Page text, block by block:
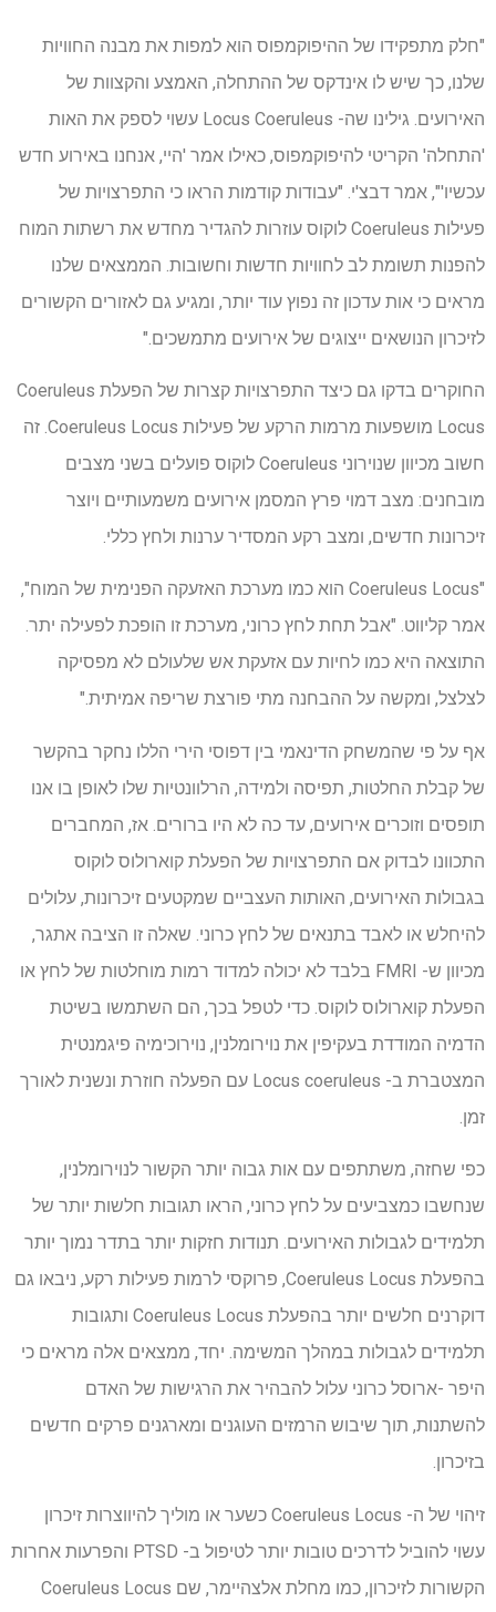
"חלק מתפקידו של ההיפוקמפוס הוא למפות את מבנה החוויות
שלנו, כך שיש לו אינדקס של ההתחלה, האמצע והקצוות של
האירועים. גילינו שה- Locus Coeruleus עשוי לספק את האות
'התחלה' הקריטי להיפוקמפוס, כאילו אמר 'היי, אנחנו באירוע חדש
עכשיו'", אמר דבצ'י. "עבודות קודמות הראו כי התפרצויות של
פעילות Coeruleus לוקוס עוזרות להגדיר מחדש את רשתות המוח
להפנות תשומת לב לחוויות חדשות וחשובות. הממצאים שלנו
מראים כי אות עדכון זה נפוץ עוד יותר, ומגיע גם לאזורים הקשורים
לזיכרון הנושאים ייצוגים של אירועים מתמשכים."
החוקרים בדקו גם כיצד התפרצויות קצרות של הפעלת Coeruleus
Locus מושפעות מרמות הרקע של פעילות Coeruleus Locus. זה
חשוב מכיוון שנוירוני Coeruleus לוקוס פועלים בשני מצבים
מובחנים: מצב דמוי פרץ המסמן אירועים משמעותיים ויוצר
זיכרונות חדשים, ומצב רקע המסדיר ערנות ולחץ כללי.
"Coeruleus Locus הוא כמו מערכת האזעקה הפנימית של המוח",
אמר קליווט. "אבל תחת לחץ כרוני, מערכת זו הופכת לפעילה יתר.
התוצאה היא כמו לחיות עם אזעקת אש שלעולם לא מפסיקה
לצלצל, ומקשה על ההבחנה מתי פורצת שריפה אמיתית."
אף על פי שהמשחק הדינאמי בין דפוסי הירי הללו נחקר בהקשר
של קבלת החלטות, תפיסה ולמידה, הרלוונטיות שלו לאופן בו אנו
תופסים וזוכרים אירועים, עד כה לא היו ברורים. אז, המחברים
התכוונו לבדוק אם התפרצויות של הפעלת קוארולוס לוקוס
בגבולות האירועים, האותות העצביים שמקטעים זיכרונות, עלולים
להיחלש או לאבד בתנאים של לחץ כרוני. שאלה זו הציבה אתגר,
מכיוון ש- FMRI בלבד לא יכולה למדוד רמות מוחלטות של לחץ או
הפעלת קוארולוס לוקוס. כדי לטפל בכך, הם השתמשו בשיטת
הדמיה המודדת בעקיפין את נוירומלנין, נוירוכימיה פיגמנטית
המצטברת ב- Locus coeruleus עם הפעלה חוזרת ונשנית לאורך
זמן.
כפי שחזה, משתתפים עם אות גבוה יותר הקשור לנוירומלנין,
שנחשבו כמצביעים על לחץ כרוני, הראו תגובות חלשות יותר של
תלמידים לגבולות האירועים. תנודות חזקות יותר בתדר נמוך יותר
בהפעלת Coeruleus Locus, פרוקסי לרמות פעילות רקע, ניבאו גם
דוקרנים חלשים יותר בהפעלת Coeruleus Locus ותגובות
תלמידים לגבולות במהלך המשימה. יחד, ממצאים אלה מראים כי
היפר -ארוסל כרוני עלול להבהיר את הרגישות של האדם
להשתנות, תוך שיבוש הרמזים העוגנים ומארגנים פרקים חדשים
בזיכרון.
זיהוי של ה- Coeruleus Locus כשער או מוליך להיווצרות זיכרון
עשוי להוביל לדרכים טובות יותר לטיפול ב- PTSD והפרעות אחרות
הקשורות לזיכרון, כמו מחלת אלצהיימר, שם Coeruleus Locus